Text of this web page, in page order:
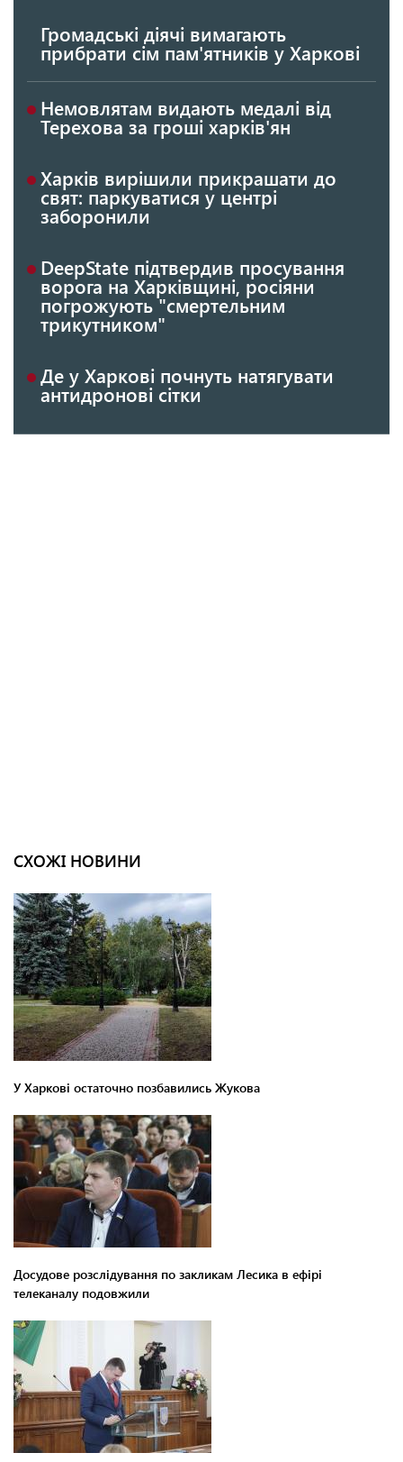
Громадські діячі вимагають
прибрати сім пам'ятників у Харкові
Немовлятам видають медалі від
Терехова за гроші харків'ян
Харків вирішили прикрашати до
свят: паркуватися у центрі
заборонили
DeepState підтвердив просування
ворога на Харківщині, росіяни
погрожують "смертельним
трикутником"
Де у Харкові почнуть натягувати
антидронові сітки
СХОЖІ НОВИНИ
У Харкові остаточно позбавились Жукова
Досудове розслідування по закликам Лесика в ефірі
телеканалу подовжили